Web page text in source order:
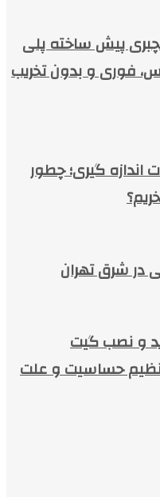
پیش ساخته پلی
فوری و بدون تخریب
اندازه گیری؛ چطور
در شرق تهران
و نصب گیت
حساسیت و علت